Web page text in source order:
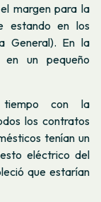
margen para la
estando en los
General). En la
un pequeño
tiempo con la
los contratos
tenían un
eléctrico del
que estarían